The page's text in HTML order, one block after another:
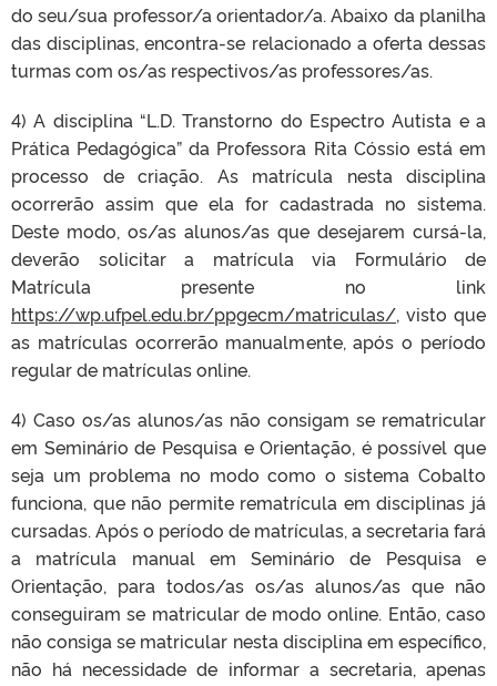
do seu/sua professor/a orientador/a. Abaixo da planilha
das disciplinas, encontra-se relacionado a oferta dessas
turmas com os/as respectivos/as professores/as.
4) A disciplina “L.D. Transtorno do Espectro Autista e a
Prática Pedagógica” da Professora Rita Cóssio está em
processo de criação. As matrícula nesta disciplina
ocorrerão assim que ela for cadastrada no sistema.
Deste modo, os/as alunos/as que desejarem cursá-la,
deverão solicitar a matrícula via Formulário de
Matrícula presente no link
https://wp.ufpel.edu.br/ppgecm/matriculas/, visto que
as matrículas ocorrerão manualmente, após o período
regular de matrículas online.
4) Caso os/as alunos/as não consigam se rematricular
em Seminário de Pesquisa e Orientação, é possível que
seja um problema no modo como o sistema Cobalto
funciona, que não permite rematrícula em disciplinas já
cursadas. Após o período de matrículas, a secretaria fará
a matrícula manual em Seminário de Pesquisa e
Orientação, para todos/as os/as alunos/as que não
conseguiram se matricular de modo online. Então, caso
não consiga se matricular nesta disciplina em específico,
não há necessidade de informar a secretaria, apenas